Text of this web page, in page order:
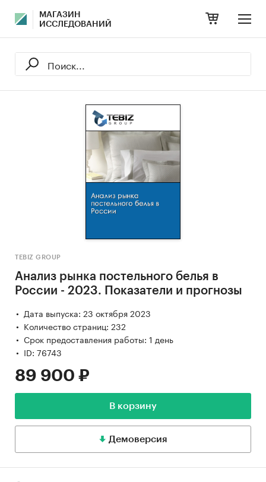
МАГАЗИН
ИССЛЕДОВАНИЙ
TEBIZ GROUP
Анализ рынка постельного белья в
России - 2023. Показатели и прогнозы
Дата выпуска: 23 октября 2023
Количество страниц: 232
Срок предоставления работы: 1 день
ID: 76743
89 900 ₽
В корзину
Демоверсия